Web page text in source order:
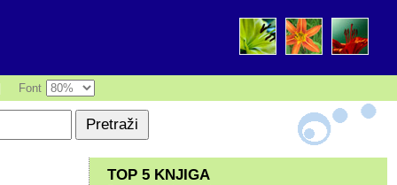
Font
TOP 5 KNJIGA